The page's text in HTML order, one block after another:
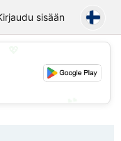
sisään